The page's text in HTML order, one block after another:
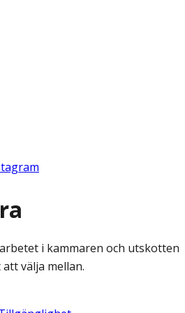
i kammaren och utskotten
välja mellan.